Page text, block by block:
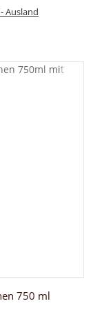
Ausland
750 ml